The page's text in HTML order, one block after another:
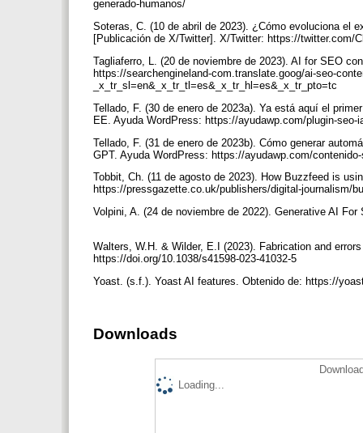
generado-humanos/
Soteras, C. (10 de abril de 2023). ¿Cómo evoluciona el
[Publicación de X/Twitter]. X/Twitter: https://twitter.com/
Tagliaferro, L. (20 de noviembre de 2023). AI for SEO
https://searchengineland-com.translate.goog/ai-seo-
_x_tr_sl=en&_x_tr_tl=es&_x_tr_hl=es&_x_tr_pto=tc
Tellado, F. (30 de enero de 2023a). Ya está aquí el
EE. Ayuda WordPress: https://ayudawp.com/plugin-seo-
Tellado, F. (31 de enero de 2023b). Cómo generar
GPT. Ayuda WordPress: https://ayudawp.com/
Tobbit, Ch. (11 de agosto de 2023). How Buzzfeed is
https://pressgazette.co.uk/publishers/digital-journalism/
Volpini, A. (24 de noviembre de 2022). Generative AI
Walters, W.H. & Wilder, E.I (2023). Fabrication and
https://doi.org/10.1038/s41598-023-41032-5
Yoast. (s.f.). Yoast AI features. Obtenido de: https://
Downloads
Loading...